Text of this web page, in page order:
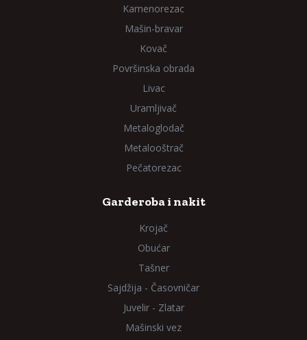
Kamenorezac
Mašin-bravar
Kovač
Površinska obrada
Livac
Uramljivač
Metaloglodač
Metalooštrač
Pečatorezac
Garderoba i nakit
Krojač
Obućar
Tašner
Sajdžija - Časovničar
Juvelir - Zlatar
Mašinski vez